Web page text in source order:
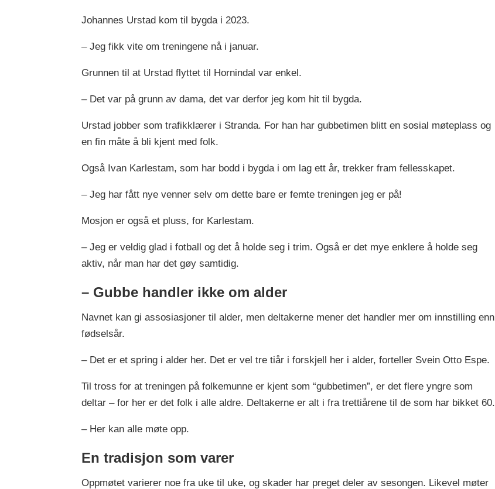
Johannes Urstad kom til bygda i 2023.
– Jeg fikk vite om treningene nå i januar.
Grunnen til at Urstad flyttet til Hornindal var enkel.
– Det var på grunn av dama, det var derfor jeg kom hit til bygda.
Urstad jobber som trafikklærer i Stranda. For han har gubbetimen blitt en sosial møteplass og
en fin måte å bli kjent med folk.
Også Ivan Karlestam, som har bodd i bygda i om lag ett år, trekker fram fellesskapet.
– Jeg har fått nye venner selv om dette bare er femte treningen jeg er på!
Mosjon er også et pluss, for Karlestam.
– Jeg er veldig glad i fotball og det å holde seg i trim. Også er det mye enklere å holde seg
aktiv, når man har det gøy samtidig.
– Gubbe handler ikke om alder
Navnet kan gi assosiasjoner til alder, men deltakerne mener det handler mer om innstilling enn
fødselsår.
– Det er et spring i alder her. Det er vel tre tiår i forskjell her i alder, forteller Svein Otto Espe.
Til tross for at treningen på folkemunne er kjent som “gubbetimen”, er det flere yngre som
deltar – for her er det folk i alle aldre. Deltakerne er alt i fra trettiårene til de som har bikket 60.
– Her kan alle møte opp.
En tradisjon som varer
Oppmøtet varierer noe fra uke til uke, og skader har preget deler av sesongen. Likevel møter